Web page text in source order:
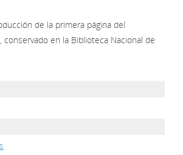
de la primera página del
conservado en la Biblioteca Nacional de